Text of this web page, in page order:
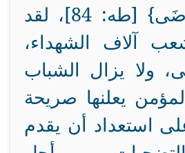
إِلَيْكَ رَبِّ لِتَرْضَى} [طه: 84]، لقد
آلاف الشهداء،
ولا يزال الشباب
يعلنها صريحة
استعداد أن يقدم